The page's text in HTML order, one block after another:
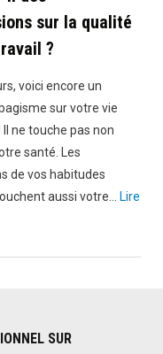
résistance
sur la qualité
?
voici encore un
sur votre vie
ne touche pas non
santé. Les
de vos habitudes
aussi votre…
Lire
SUR